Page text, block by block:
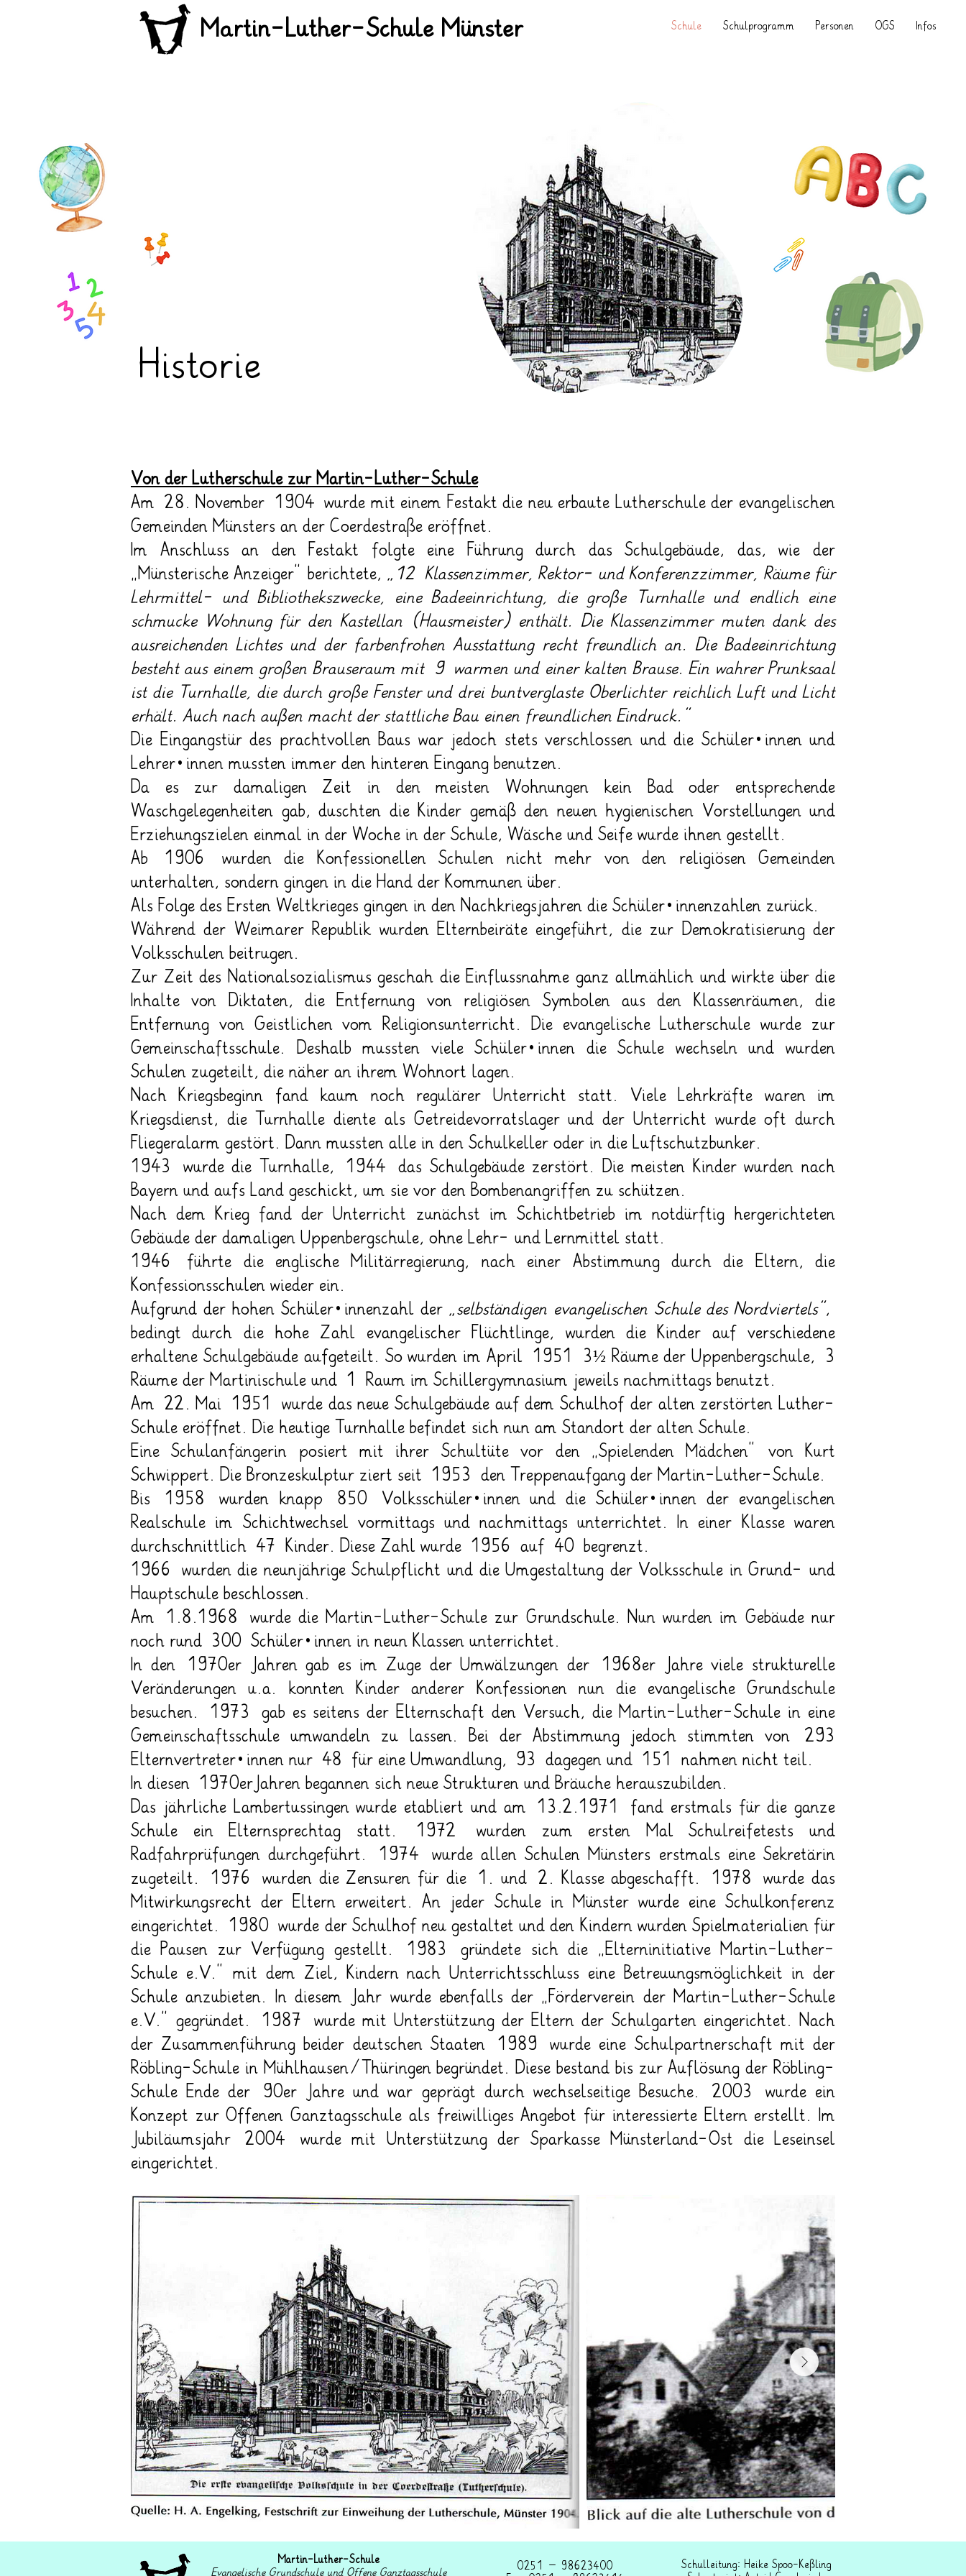
Schule Schulprogramm Personen OGS Infos
Martin-Luther-Schule Münster
Historie
Von der Lutherschule zur Martin-Luther-Schule
Am 28. November 1904 wurde mit einem Festakt die neu erbaute Lutherschule der evangelischen
Gemeinden Münsters an der Coerdestraße eröffnet.
Im Anschluss an den Festakt folgte eine Führung durch das Schulgebäude, das, wie der
„Münsterische Anzeiger“ berichtete, „12 Klassenzimmer, Rektor- und Konferenzzimmer, Räume für
Lehrmittel- und Bibliothekszwecke, eine Badeeinrichtung, die große Turnhalle und endlich eine
schmucke Wohnung für den Kastellan (Hausmeister) enthält. Die Klassenzimmer muten dank des
ausreichenden Lichtes und der farbenfrohen Ausstattung recht freundlich an. Die Badeeinrichtung
besteht aus einem großen Brauseraum mit 9 warmen und einer kalten Brause. Ein wahrer Prunksaal
ist die Turnhalle, die durch große Fenster und drei buntverglaste Oberlichter reichlich Luft und Licht
erhält. Auch nach außen macht der stattliche Bau einen freundlichen Eindruck.“
Die Eingangstür des prachtvollen Baus war jedoch stets verschlossen und die Schüler*innen und
Lehrer*innen mussten immer den hinteren Eingang benutzen.
Da es zur damaligen Zeit in den meisten Wohnungen kein Bad oder entsprechende
Waschgelegenheiten gab, duschten die Kinder gemäß den neuen hygienischen Vorstellungen und
Erziehungszielen einmal in der Woche in der Schule, Wäsche und Seife wurde ihnen gestellt.
Ab 1906 wurden die Konfessionellen Schulen nicht mehr von den religiösen Gemeinden
unterhalten, sondern gingen in die Hand der Kommunen über.
Als Folge des Ersten Weltkrieges gingen in den Nachkriegsjahren die Schüler*innenzahlen zurück.
Während der Weimarer Republik wurden Elternbeiräte eingeführt, die zur Demokratisierung der
Volksschulen beitrugen.
Zur Zeit des Nationalsozialismus geschah die Einflussnahme ganz allmählich und wirkte über die
Inhalte von Diktaten, die Entfernung von religiösen Symbolen aus den Klassenräumen, die
Entfernung von Geistlichen vom Religionsunterricht. Die evangelische Lutherschule wurde zur
Gemeinschaftsschule. Deshalb mussten viele Schüler*innen die Schule wechseln und wurden
Schulen zugeteilt, die näher an ihrem Wohnort lagen.
Nach Kriegsbeginn fand kaum noch regulärer Unterricht statt. Viele Lehrkräfte waren im
Kriegsdienst, die Turnhalle diente als Getreidevorratslager und der Unterricht wurde oft durch
Fliegeralarm gestört. Dann mussten alle in den Schulkeller oder in die Luftschutzbunker.
1943 wurde die Turnhalle, 1944 das Schulgebäude zerstört. Die meisten Kinder wurden nach
Bayern und aufs Land geschickt, um sie vor den Bombenangriffen zu schützen.
Nach dem Krieg fand der Unterricht zunächst im Schichtbetrieb im notdürftig hergerichteten
Gebäude der damaligen Uppenbergschule, ohne Lehr- und Lernmittel statt.
1946 führte die englische Militärregierung, nach einer Abstimmung durch die Eltern, die
Konfessionsschulen wieder ein.
Aufgrund der hohen Schüler*innenzahl der „selbständigen evangelischen Schule des Nordviertels“,
bedingt durch die hohe Zahl evangelischer Flüchtlinge, wurden die Kinder auf verschiedene
erhaltene Schulgebäude aufgeteilt. So wurden im April 1951 3½ Räume der Uppenbergschule, 3
Räume der Martinischule und 1 Raum im Schillergymnasium jeweils nachmittags benutzt.
Am 22. Mai 1951 wurde das neue Schulgebäude auf dem Schulhof der alten zerstörten Luther-
Schule eröffnet. Die heutige Turnhalle befindet sich nun am Standort der alten Schule.
Eine Schulanfängerin posiert mit ihrer Schultüte vor den „Spielenden Mädchen“ von Kurt
Schwippert. Die Bronzeskulptur ziert seit 1953 den Treppenaufgang der Martin-Luther-Schule.
Bis 1958 wurden knapp 850 Volksschüler*innen und die Schüler*innen der evangelischen
Realschule im Schichtwechsel vormittags und nachmittags unterrichtet. In einer Klasse waren
durchschnittlich 47 Kinder. Diese Zahl wurde 1956 auf 40 begrenzt.
1966 wurden die neunjährige Schulpflicht und die Umgestaltung der Volksschule in Grund- und
Hauptschule beschlossen.
Am 1.8.1968 wurde die Martin-Luther-Schule zur Grundschule. Nun wurden im Gebäude nur
noch rund 300 Schüler*innen in neun Klassen unterrichtet.
In den 1970er Jahren gab es im Zuge der Umwälzungen der 1968er Jahre viele strukturelle
Veränderungen u.a. konnten Kinder anderer Konfessionen nun die evangelische Grundschule
besuchen. 1973 gab es seitens der Elternschaft den Versuch, die Martin-Luther-Schule in eine
Gemeinschaftsschule umwandeln zu lassen. Bei der Abstimmung jedoch stimmten von 293
Elternvertreter*innen nur 48 für eine Umwandlung, 93 dagegen und 151 nahmen nicht teil.
In diesen 1970erJahren begannen sich neue Strukturen und Bräuche herauszubilden.
Das jährliche Lambertussingen wurde etabliert und am 13.2.1971 fand erstmals für die ganze
Schule ein Elternsprechtag statt. 1972 wurden zum ersten Mal Schulreifetests und
Radfahrprüfungen durchgeführt. 1974 wurde allen Schulen Münsters erstmals eine Sekretärin
zugeteilt. 1976 wurden die Zensuren für die 1. und 2. Klasse abgeschafft. 1978 wurde das
Mitwirkungsrecht der Eltern erweitert. An jeder Schule in Münster wurde eine Schulkonferenz
eingerichtet. 1980 wurde der Schulhof neu gestaltet und den Kindern wurden Spielmaterialien für
die Pausen zur Verfügung gestellt. 1983 gründete sich die „Elterninitiative Martin-Luther-
Schule e.V.“ mit dem Ziel, Kindern nach Unterrichtsschluss eine Betreuungsmöglichkeit in der
Schule anzubieten. In diesem Jahr wurde ebenfalls der „Förderverein der Martin-Luther-Schule
e.V.“ gegründet. 1987 wurde mit Unterstützung der Eltern der Schulgarten eingerichtet. Nach
der Zusammenführung beider deutschen Staaten 1989 wurde eine Schulpartnerschaft mit der
Röbling-Schule in Mühlhausen/Thüringen begründet. Diese bestand bis zur Auflösung der Röbling-
Schule Ende der 90er Jahre und war geprägt durch wechselseitige Besuche. 2003 wurde ein
Konzept zur Offenen Ganztagsschule als freiwilliges Angebot für interessierte Eltern erstellt. Im
Jubiläumsjahr 2004 wurde mit Unterstützung der Sparkasse Münsterland-Ost die Leseinsel
eingerichtet.
Martin-Luther-Schule
Evangelische Grundschule und Offene Ganztagsschule
0251 – 98623400
Schulleitung: Heike Spoo-Keßling